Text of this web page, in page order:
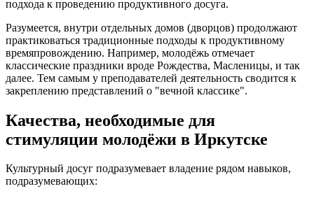
подхода к проведению продуктивного досуга.
Разумеется, внутри отдельных домов (дворцов) продолжают
практиковаться традиционные подходы к продуктивному
времяпровождению. Например, молодёжь отмечает
классические праздники вроде Рождества, Масленицы, и так
далее. Тем самым у преподавателей деятельность сводится к
закреплению представлений о "вечной классике".
Качества, необходимые для
стимуляции молодёжи в Иркутске
Культурный досуг подразумевает владение рядом навыков,
подразумевающих: